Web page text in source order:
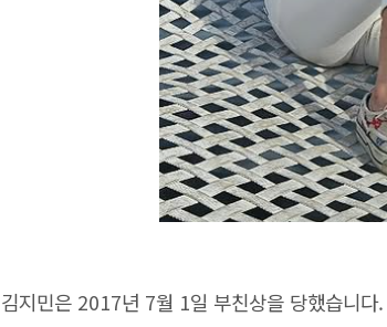
김지민은 2017년 7월 1일 부친상을 당했습니